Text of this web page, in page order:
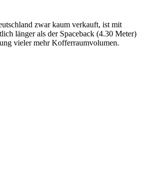
zwar kaum verkauft, ist mit
länger als der Spaceback (4.30 Meter)
vieler mehr Kofferraumvolumen.